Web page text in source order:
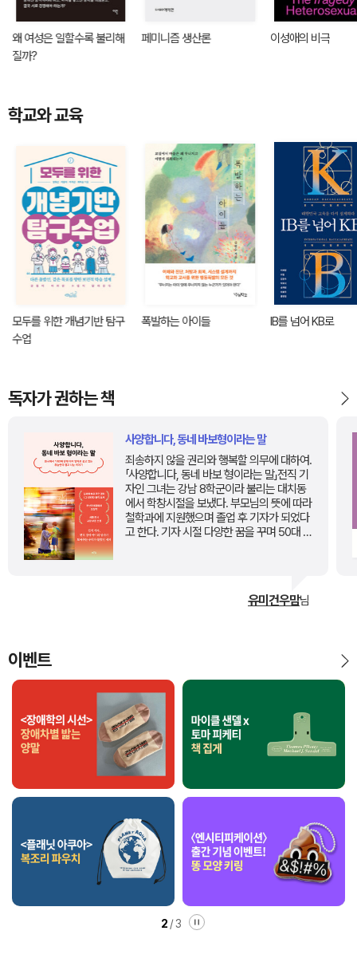
왜 여성은 일할수록 불리해
질까?
페미니즘 생산론 이성애의 비극
학교와 교육
모두를 위한 개념기반 탐구
수업
폭발하는 아이들 IB를 넘어 KB로
독자가 권하는 책
사양합니다, 동네 바보형이라는 말
죄송하지 않을 권리와 행복할 의무에 대하여.
「사양합니다, 동네 바보 형이라는 말」전직 기
자인 그녀는 강남 8학군이라 불리는 대치동
에서 학창시절을 보냈다. 부모님의 뜻에 따라
철학과에 지원했으며 졸업 후 기자가 되었다
고 한다. 기자 시절 다양한 꿈을 꾸며 50대 편
물만 났다. 그러나 장애 아이 육아보다 더 힘
유미건우맘님
이벤트
2/3